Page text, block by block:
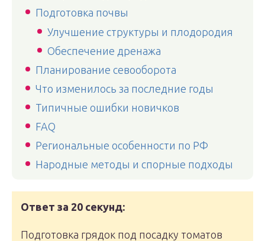
Подготовка почвы
Улучшение структуры и плодородия
Обеспечение дренажа
Планирование севооборота
Что изменилось за последние годы
Типичные ошибки новичков
FAQ
Региональные особенности по РФ
Народные методы и спорные подходы
Ответ за 20 секунд:
Подготовка грядок под посадку томатов